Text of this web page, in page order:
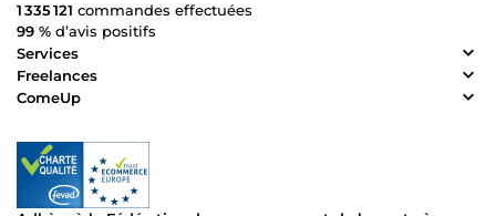
1 335 121 commandes effectuées
99 % d’avis positifs
Services
Freelances
ComeUp